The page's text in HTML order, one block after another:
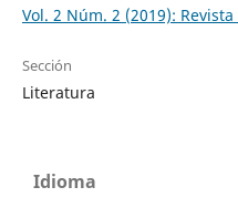
Vol. 2 Núm. 2 (2019):
Sección
Literatura
Idioma